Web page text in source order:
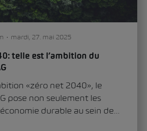
mardi, 25. mars 2025
de l’inventivité
le chauffage ou les essuie-
non seulement des éléments
d’une voiture qui rendent la
plus...